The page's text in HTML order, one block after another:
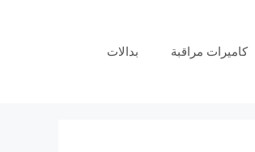
كاميرات مراقبة بدالات